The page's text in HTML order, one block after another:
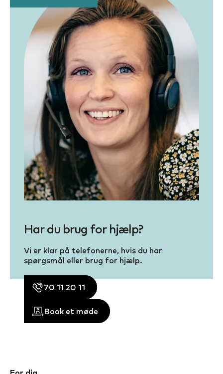
Har du brug for hjælp?
Vi er klar på telefonerne, hvis du har
spørgsmål eller brug for hjælp.
70 11 20 11
Book et møde